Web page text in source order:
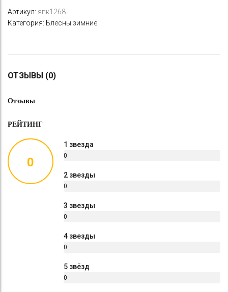
Артикул: япк1268
Категория: Блесны зимние
ОТЗЫВЫ (0)
Отзывы
РЕЙТИНГ
0
1 звезда
0
2 звезды
0
3 звезды
0
4 звезды
0
5 звёзд
0